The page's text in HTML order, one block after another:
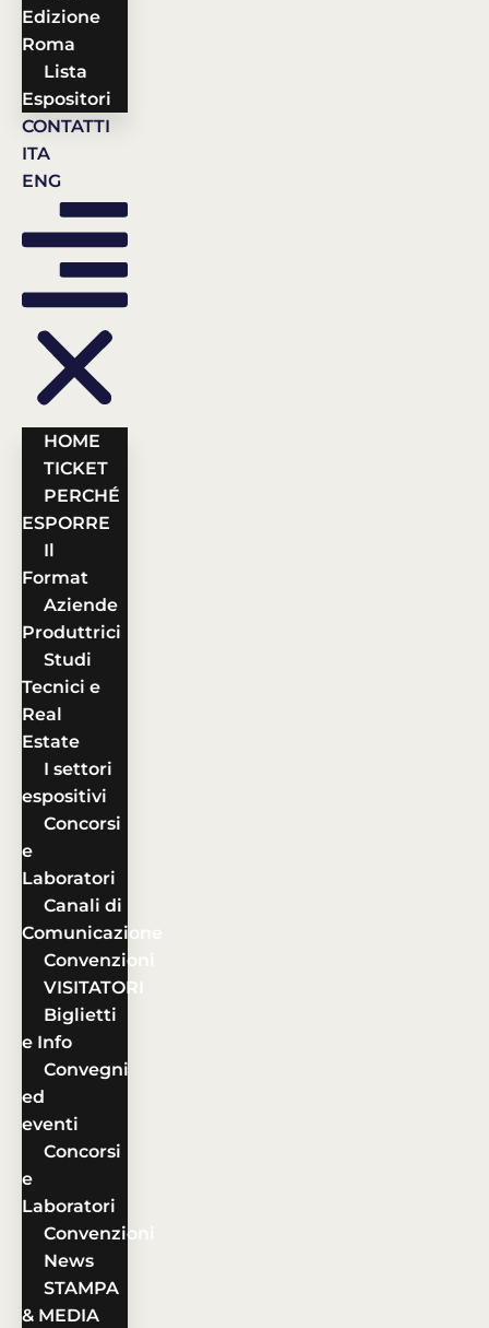
Edizione
Roma
Lista
Espositori
CONTATTI
ITA
ENG
HOME
TICKET
PERCHÉ
ESPORRE
Il
Format
Aziende
Produttrici
Studi
Tecnici e
Real
Estate
I settori
espositivi
Concorsi
e
Laboratori
Canali di
Comunicazione
Convenzioni
VISITATORI
Biglietti
e Info
Convegni
ed
eventi
Concorsi
e
Laboratori
Convenzioni
News
STAMPA
& MEDIA